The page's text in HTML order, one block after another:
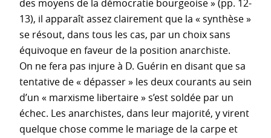
des moyens de la démocratie bourgeoise » (pp. 12-
13), il apparaît assez clairement que la « synthèse »
se résout, dans tous les cas, par un choix sans
équivoque en faveur de la position anarchiste.
On ne fera pas injure à D. Guérin en disant que sa
tentative de « dépasser » les deux courants au sein
d’un « marxisme libertaire » s’est soldée par un
échec. Les anarchistes, dans leur majorité, y virent
quelque chose comme le mariage de la carpe et